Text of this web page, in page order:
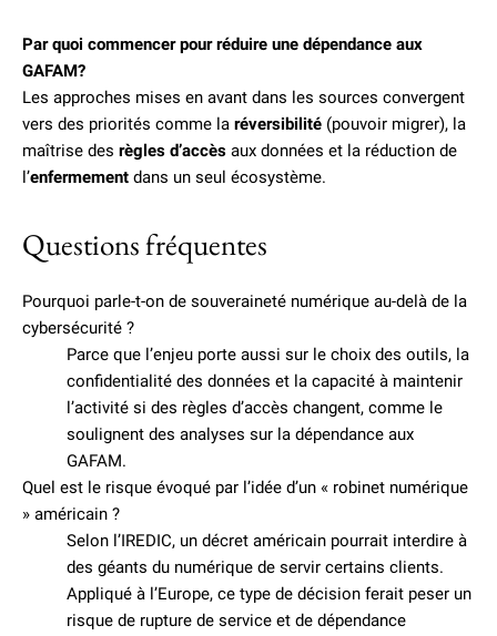
Par quoi commencer pour réduire une dépendance aux
GAFAM?
Les approches mises en avant dans les sources convergent
vers des priorités comme la réversibilité (pouvoir migrer), la
maîtrise des règles d’accès aux données et la réduction de
l’enfermement dans un seul écosystème.
Questions fréquentes
Pourquoi parle-t-on de souveraineté numérique au-delà de la
cybersécurité ?
Parce que l’enjeu porte aussi sur le choix des outils, la
confidentialité des données et la capacité à maintenir
l’activité si des règles d’accès changent, comme le
soulignent des analyses sur la dépendance aux
GAFAM.
Quel est le risque évoqué par l’idée d’un « robinet numérique
» américain ?
Selon l’IREDIC, un décret américain pourrait interdire à
des géants du numérique de servir certains clients.
Appliqué à l’Europe, ce type de décision ferait peser un
risque de rupture de service et de dépendance